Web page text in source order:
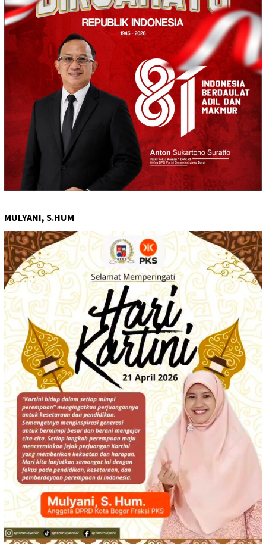
MULYANI, S.HUM